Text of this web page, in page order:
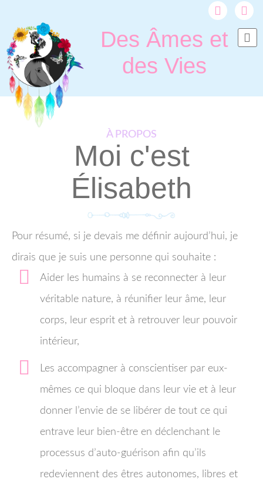
Des Âmes et
des Vies
À PROPOS
Moi c'est
Élisabeth
Pour résumé, si je devais me définir aujourd’hui, je
dirais que je suis une personne qui souhaite :
Aider les humains à se reconnecter à leur
véritable nature, à réunifier leur âme, leur
corps, leur esprit et à retrouver leur pouvoir
intérieur,
Les accompagner à conscientiser par eux-
mêmes ce qui bloque dans leur vie et à leur
donner l’envie de se libérer de tout ce qui
entrave leur bien-être en déclenchant le
processus d’auto-guérison afin qu’ils
redeviennent des êtres autonomes, libres et